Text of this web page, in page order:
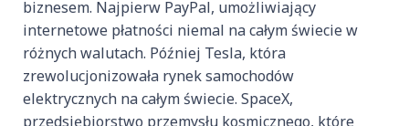
biznesem. Najpierw PayPal, umożliwiający
internetowe płatności niemal na całym świecie w
różnych walutach. Później Tesla, która
zrewolucjonizowała rynek samochodów
elektrycznych na całym świecie. SpaceX,
przedsiębiorstwo przemysłu kosmicznego, które